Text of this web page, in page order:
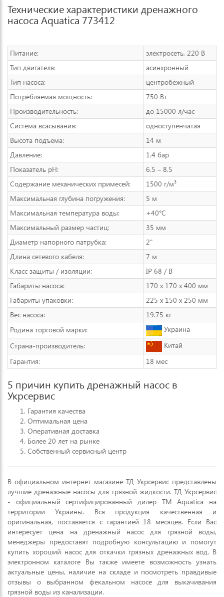
Технические характеристики дренажного
насоса Aquatica 773412
Питание:
электросеть, 220 В
Тип двигателя:
асинхронный
Тип насоса:
центробежный
Потребляемая мощность:
750 Вт
Производительность:
до 15000 л/час
Система всасывания:
одноступенчатая
Высота подъема:
14 м
Давление:
1.4 бар
Показатель рН:
6.5 – 8.5
Содержание механических примесей:
1500 г/м³
Максимальная глубина погружения:
5 м
Максимальная температура воды:
+40°C
Максимальный размер частиц:
35 мм
Диаметр напорного патрубка:
2"
Длина сетевого кабеля:
7 м
Класс защиты / изоляции:
IP 68 / B
Габариты насоса:
170 x 170 x 400 мм
Габариты упаковки:
225 x 150 x 250 мм
Вес насоса:
19.75 кг
Родина торговой марки:
Украина
Страна-производитель:
Китай
Гарантия:
18 мес
5 причин купить дренажный насос в
Укрсервис
Гарантия качества
Оптимальная цена
Оперативная доставка
Более 20 лет на рынке
Собственный сервисный центр
В официальном интернет магазине ТД Укрсервис представлены
лучшие дренажные насосы для грязной жидкости. ТД Укрсервис
- официальный сертифицированный дилер ТМ Aquatica на
территории Украины. Вся продукция качественная и
оригинальная, поставяется с гарантией 18 месяцев. Если Вас
интересует цена на дренажный насос для грязной воды,
менеджеры предоставят подробную консультацию и помогут
купить хороший насос для откачки грязных дренажных вод. В
электронном каталоге Вы также имеете возможность узнать
актуальные цены, наличие на складе и посмотреть правдивые
отзывы о выбранном фекальном насосе для выкачивания
грязной воды из канализации.